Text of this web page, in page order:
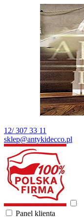
12/ 307 33 11
sklep@antykidecco.pl
Panel klienta